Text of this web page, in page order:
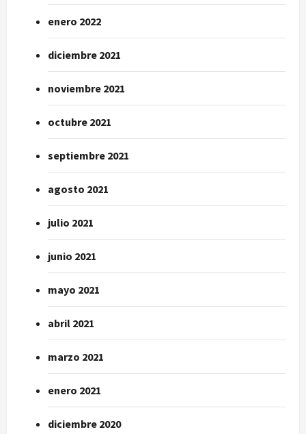
enero 2022
diciembre 2021
noviembre 2021
octubre 2021
septiembre 2021
agosto 2021
julio 2021
junio 2021
mayo 2021
abril 2021
marzo 2021
enero 2021
diciembre 2020